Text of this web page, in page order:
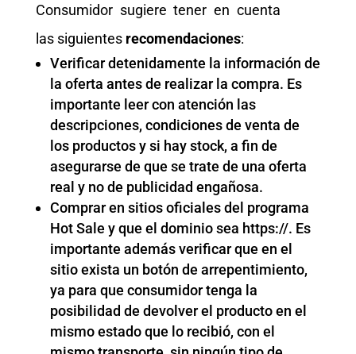
Consumidor sugiere tener en cuenta
las siguientes recomendaciones:
Verificar detenidamente la información de
la oferta antes de realizar la compra. Es
importante leer con atención las
descripciones, condiciones de venta de
los productos y si hay stock, a fin de
asegurarse de que se trate de una oferta
real y no de publicidad engañosa.
Comprar en sitios oficiales del programa
Hot Sale y que el dominio sea https://. Es
importante además verificar que en el
sitio exista un botón de arrepentimiento,
ya para que consumidor tenga la
posibilidad de devolver el producto en el
mismo estado que lo recibió, con el